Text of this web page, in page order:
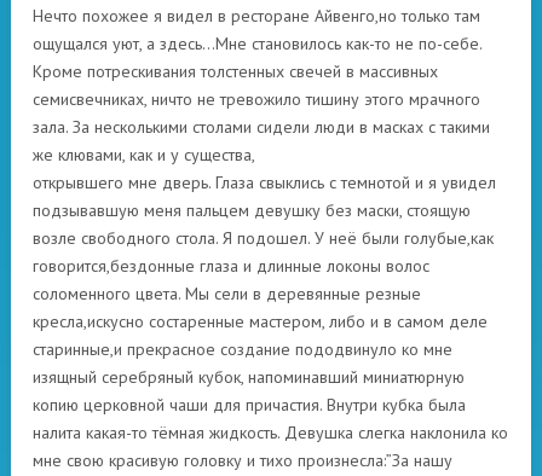
Нечто похожее я видел в ресторане Айвенго,но только там
ощущался уют, а здесь…Мне становилось как-то не по-себе.
Кроме потрескивания толстенных свечей в массивных
семисвечниках, ничто не тревожило тишину этого мрачного
зала. За несколькими столами сидели люди в масках с такими
же клювами, как и у существа,
открывшего мне дверь. Глаза свыклись с темнотой и я увидел
подзывавшую меня пальцем девушку без маски, стоящую
возле свободного стола. Я подошел. У неё были голубые,как
говорится,бездонные глаза и длинные локоны волос
соломенного цвета. Мы сели в деревянные резные
кресла,искусно состаренные мастером, либо и в самом деле
старинные,и прекрасное создание пододвинуло ко мне
изящный серебряный кубок, напоминавший миниатюрную
копию церковной чаши для причастия. Внутри кубка была
налита какая-то тёмная жидкость. Девушка слегка наклонила ко
мне свою красивую головку и тихо произнесла:”За нашу